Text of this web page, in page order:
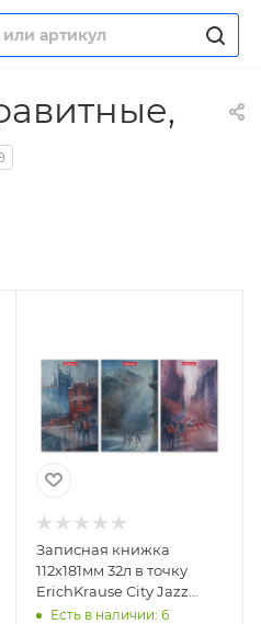
Записная книжка
112х181мм 32л в точку
ErichKrause City Jazz
49815
Есть в наличии: 6